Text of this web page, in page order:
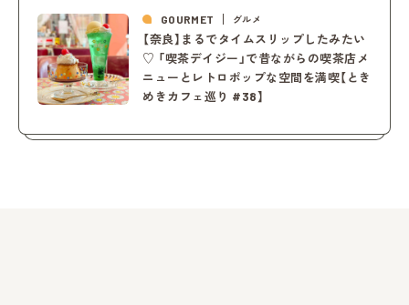
GOURMET グルメ
【奈良】まるでタイムスリップしたみたい
♡ 「喫茶デイジー」で昔ながらの喫茶店メ
ニューとレトロポップな空間を満喫【とき
めきカフェ巡り #38】